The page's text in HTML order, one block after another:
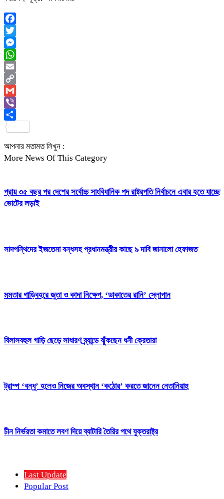
Facebook
Twitter
Messenger
WhatsApp
Email
Copy
Link
Gmail
Viber
আপনার মতামত লিখুন :
More News Of This Category
প্রায় ৩৫ বছর পর দেশের সর্বোচ্চ সাংবিধানিক পদ রাষ্ট্রপতি নির্বাচনে এবার হতে যাচ্ছে
ভোটের লড়াই
সাদপন্থিদের ইজতেমা বন্ধসহ প্রধানমন্ত্রীর কাছে ৯ দাবি জানালো হেফাজত
মমতার গাড়িবহরে জুতা ও কাদা নিক্ষেপ, ‘ডাকাতের রানি’ স্লোগান
বিলাসবহুল গাড়ি ছেড়ে সাধারণ ব্র্যান্ডে ঝুঁকছেন ধনী ক্রেতারা
ট্রাম্প ‘বন্ধু’ হলেও নিজের অবস্থান ‘কঠোর’ করতে জানেন নেতানিয়াহু
চীন নির্ভরতা কমাতে লবণ দিয়ে ব্যাটারি তৈরির পথে যুক্তরাষ্ট্র
Last Update
Popular Post